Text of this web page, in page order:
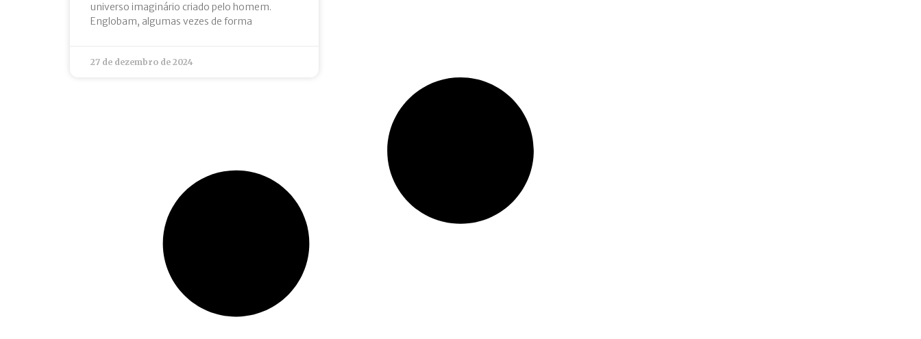
universo imaginário criado pelo homem.
Englobam, algumas vezes de forma
27 de dezembro de 2024